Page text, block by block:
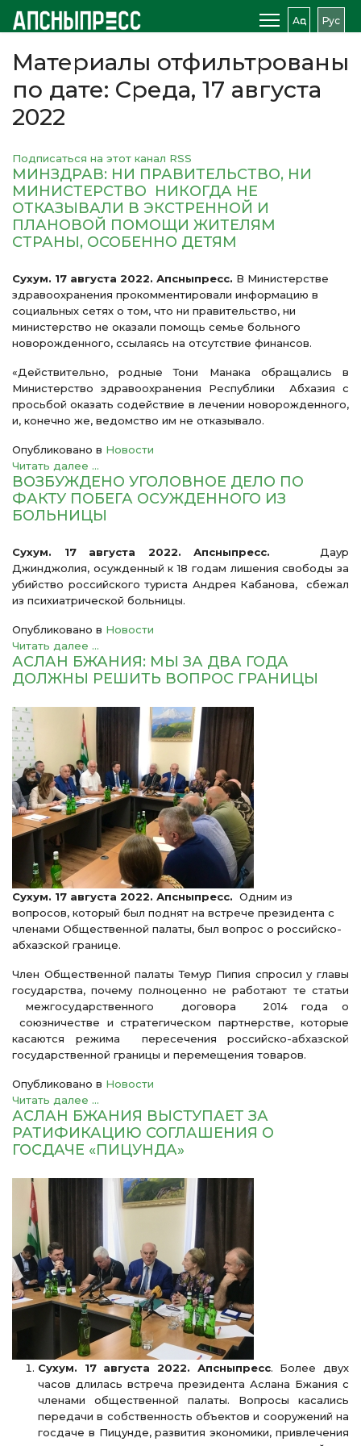
Аԥс Рус
Материалы отфильтрованы
по дате: Среда, 17 августа
2022
Подписаться на этот канал RSS
МИНЗДРАВ: НИ ПРАВИТЕЛЬСТВО, НИ
МИНИСТЕРСТВО НИКОГДА НЕ
ОТКАЗЫВАЛИ В ЭКСТРЕННОЙ И
ПЛАНОВОЙ ПОМОЩИ ЖИТЕЛЯМ
СТРАНЫ, ОСОБЕННО ДЕТЯМ
Сухум. 17 августа 2022. Апсныпресс. В Министерстве
здравоохранения прокомментировали информацию в
социальных сетях о том, что ни правительство, ни
министерство не оказали помощь семье больного
новорожденного, ссылаясь на отсутствие финансов.
«Действительно, родные Тони Манака обращались в
Министерство здравоохранения Республики Абхазия с
просьбой оказать содействие в лечении новорожденного,
и, конечно же, ведомство им не отказывало.
Опубликовано в Новости
Читать далее ...
ВОЗБУЖДЕНО УГОЛОВНОЕ ДЕЛО ПО
ФАКТУ ПОБЕГА ОСУЖДЕННОГО ИЗ
БОЛЬНИЦЫ
Сухум. 17 августа 2022. Апсныпресс. Даур
Джинджолия, осужденный к 18 годам лишения свободы за
убийство российского туриста Андрея Кабанова, сбежал
из психиатрической больницы.
Опубликовано в Новости
Читать далее ...
АСЛАН БЖАНИЯ: МЫ ЗА ДВА ГОДА
ДОЛЖНЫ РЕШИТЬ ВОПРОС ГРАНИЦЫ
Сухум. 17 августа 2022. Апсныпресс. Одним из
вопросов, который был поднят на встрече президента с
членами Общественной палаты, был вопрос о российско-
абхазской границе.
Член Общественной палаты Темур Пипия спросил у главы
государства, почему полноценно не работают те статьи
межгосударственного договора 2014 года о
союзничестве и стратегическом партнерстве, которые
касаются режима пересечения российско-абхазской
государственной границы и перемещения товаров.
Опубликовано в Новости
Читать далее ...
АСЛАН БЖАНИЯ ВЫСТУПАЕТ ЗА
РАТИФИКАЦИЮ СОГЛАШЕНИЯ О
ГОСДАЧЕ «ПИЦУНДА»
Сухум. 17 августа 2022. Апсныпресс. Более двух
часов длилась встреча президента Аслана Бжания с
членами общественной палаты. Вопросы касались
передачи в собственность объектов и сооружений на
госдаче в Пицунде, развития экономики, привлечения